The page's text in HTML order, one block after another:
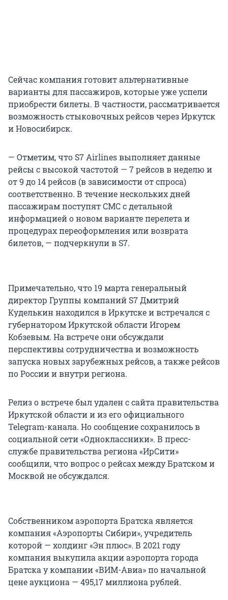
Сейчас компания готовит альтернативные
варианты для пассажиров, которые уже успели
приобрести билеты. В частности, рассматривается
возможность стыковочных рейсов через Иркутск
и Новосибирск.
— Отметим, что S7 Airlines выполняет данные
рейсы с высокой частотой — 7 рейсов в неделю и
от 9 до 14 рейсов (в зависимости от спроса)
соответственно. В течение нескольких дней
пассажирам поступят СМС с детальной
информацией о новом варианте перелета и
процедурах переоформления или возврата
билетов, — подчеркнули в S7.
Примечательно, что 19 марта генеральный
директор Группы компаний S7 Дмитрий
Куделькин находился в Иркутске и встречался с
губернатором Иркутской области Игорем
Кобзевым. На встрече они обсуждали
перспективы сотрудничества и возможность
запуска новых зарубежных рейсов, а также рейсов
по России и внутри региона.
Релиз о встрече был удален с сайта правительства
Иркутской области и из его официального
Telegram-канала. Но сообщение сохранилось в
социальной сети «Одноклассники». В пресс-
службе правительства региона «ИрСити»
сообщили, что вопрос о рейсах между Братском и
Москвой не обсуждался.
Собственником аэропорта Братска является
компания «Аэропорты Сибири», учредитель
которой — холдинг «Эн плюс». В 2021 году
компания выкупила акции аэропорта города
Братска у компании «ВИМ-Авиа» по начальной
цене аукциона — 495,17 миллиона рублей.